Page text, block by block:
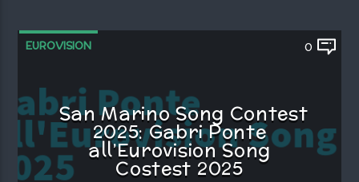
EUROVISION 0
San Marino Song Contest
2025: Gabri Ponte
all’Eurovision Song
Costest 2025